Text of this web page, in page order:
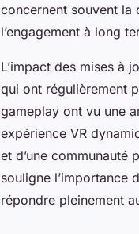
concernent souvent la
l’engagement à long
L’impact des mises à
qui ont régulièrement
gameplay ont vu une
expérience VR
et d’une communauté
souligne l’importance
répondre pleinement